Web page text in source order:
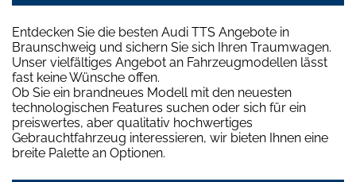
Entdecken Sie die besten Audi TTS Angebote in
Braunschweig und sichern Sie sich Ihren Traumwagen.
Unser vielfältiges Angebot an Fahrzeugmodellen lässt
fast keine Wünsche offen.
Ob Sie ein brandneues Modell mit den neuesten
technologischen Features suchen oder sich für ein
preiswertes, aber qualitativ hochwertiges
Gebrauchtfahrzeug interessieren, wir bieten Ihnen eine
breite Palette an Optionen.